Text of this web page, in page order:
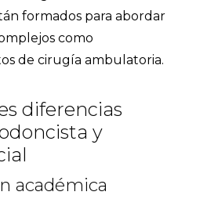
formados para abordar
como
de cirugía ambulatoria.
diferencias
y
académica